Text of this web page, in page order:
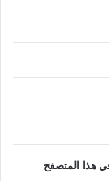
هذا المتصفح